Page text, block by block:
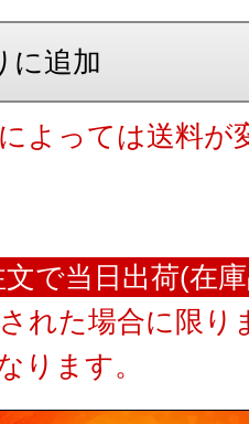
に追加
よっては送料が
で当日出荷(在
れた場合に限り
ります。